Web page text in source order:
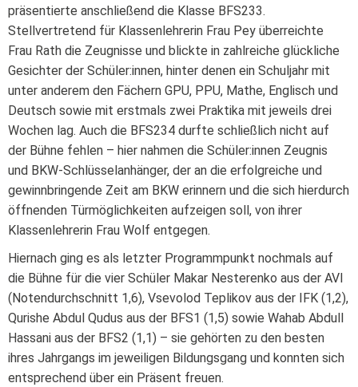
präsentierte anschließend die Klasse BFS233.
Stellvertretend für Klassenlehrerin Frau Pey überreichte
Frau Rath die Zeugnisse und blickte in zahlreiche glückliche
Gesichter der Schüler:innen, hinter denen ein Schuljahr mit
unter anderem den Fächern GPU, PPU, Mathe, Englisch und
Deutsch sowie mit erstmals zwei Praktika mit jeweils drei
Wochen lag. Auch die BFS234 durfte schließlich nicht auf
der Bühne fehlen – hier nahmen die Schüler:innen Zeugnis
und BKW-Schlüsselanhänger, der an die erfolgreiche und
gewinnbringende Zeit am BKW erinnern und die sich hierdurch
öffnenden Türmöglichkeiten aufzeigen soll, von ihrer
Klassenlehrerin Frau Wolf entgegen.
Hiernach ging es als letzter Programmpunkt nochmals auf
die Bühne für die vier Schüler Makar Nesterenko aus der AVI
(Notendurchschnitt 1,6), Vsevolod Teplikov aus der IFK (1,2),
Qurishe Abdul Qudus aus der BFS1 (1,5) sowie Wahab Abdull
Hassani aus der BFS2 (1,1) – sie gehörten zu den besten
ihres Jahrgangs im jeweiligen Bildungsgang und konnten sich
entsprechend über ein Präsent freuen.